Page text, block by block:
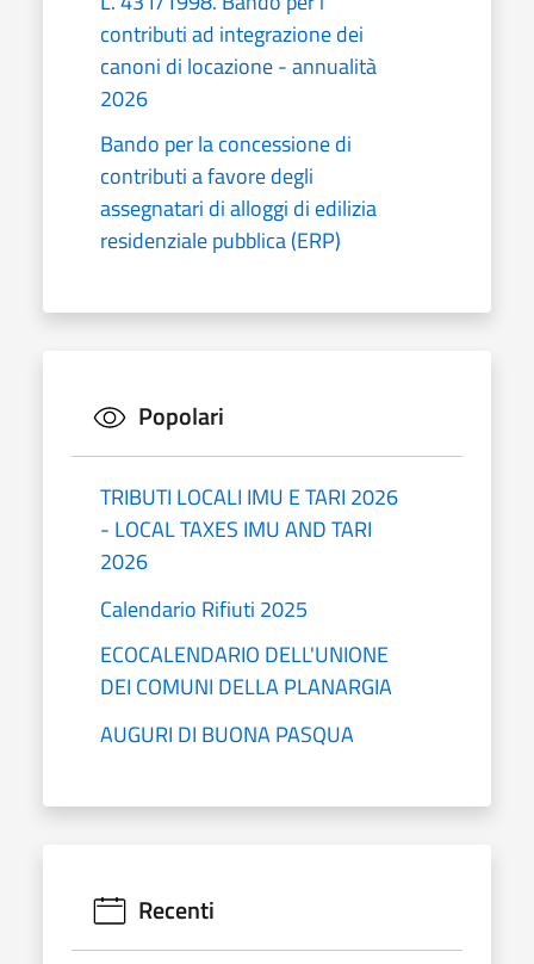
contributi ad integrazione dei
canoni di locazione - annualità
2026
Bando per la concessione di
contributi a favore degli
assegnatari di alloggi di edilizia
residenziale pubblica (ERP)
Popolari
TRIBUTI LOCALI IMU E TARI 2026
- LOCAL TAXES IMU AND TARI
2026
Calendario Rifiuti 2025
ECOCALENDARIO DELL'UNIONE
DEI COMUNI DELLA PLANARGIA
AUGURI DI BUONA PASQUA
Recenti